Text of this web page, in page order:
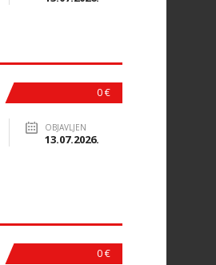
0 €
OBJAVLJEN
13.07.2026.
0 €